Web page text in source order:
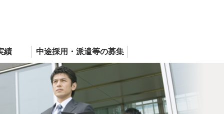
績 中途採用 ・ 派遣等の募集